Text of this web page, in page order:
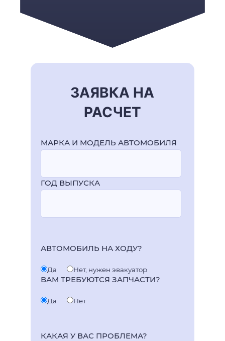
ЗАЯВКА НА
РАСЧЕТ
МАРКА И МОДЕЛЬ АВТОМОБИЛЯ
ГОД ВЫПУСКА
АВТОМОБИЛЬ НА ХОДУ?
Да Нет, нужен эвакуатор
ВАМ ТРЕБУЮТСЯ ЗАПЧАСТИ?
Да Нет
КАКАЯ У ВАС ПРОБЛЕМА?